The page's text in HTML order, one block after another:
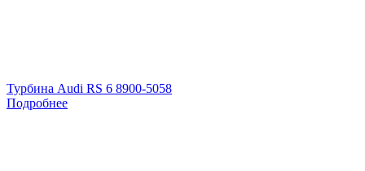
Турбина Audi RS 6 8900-5058
Подробнее